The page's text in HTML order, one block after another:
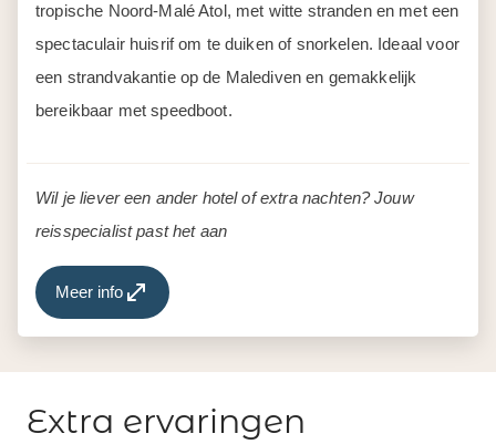
tropische Noord-Malé Atol, met witte stranden en met een
spectaculair huisrif om te duiken of snorkelen. Ideaal voor
een strandvakantie op de Malediven en gemakkelijk
bereikbaar met speedboot.
Wil je liever een ander hotel of extra nachten? Jouw
reisspecialist past het aan
Meer info
Extra ervaringen